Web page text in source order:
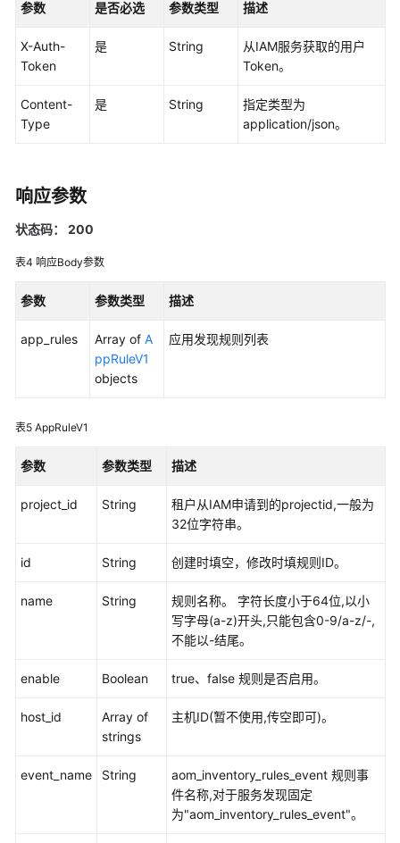
考
常
见
题
帮
1.0
文
档
更
南
区
指
（吉
参数 是否必选 参数类型 描述
X-Auth-
Token
是 String
从IAM服务获取的用户
Token。
Content-
Type
是 String
指定类型为
application/json。
响应参数
状态码： 200
表4 响应Body参数
参数 参数类型 描述
app_rules Array of A
ppRuleV1
objects
应用发现规则列表
表5 AppRuleV1
参数 参数类型 描述
project_id String
租户从IAM申请到的projectid,一般为
32位字符串。
id String 创建时填空，修改时填规则ID。
name String
规则名称。 字符长度小于64位,以小
写字母(a-z)开头,只能包含0-9/a-z/-,
不能以-结尾。
enable Boolean true、false 规则是否启用。
host_id
Array of
strings
主机ID(暂不使用,传空即可)。
event_name String
aom_inventory_rules_event 规则事
件名称,对于服务发现固定
为"aom_inventory_rules_event"。